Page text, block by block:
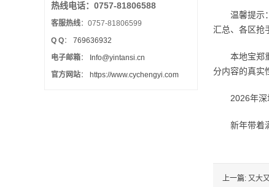
温馨提示：
汇总、各区抢
本地宝郑重
分内容的真实
2026年深圳
新年带着满
上一篇: 又大
热线电话：0757-81806588
客服热线：0757-81806599
Q Q： 769636932
电子邮箱：
Info@yintansi.cn
官方网站： https://www.cychengyi.com